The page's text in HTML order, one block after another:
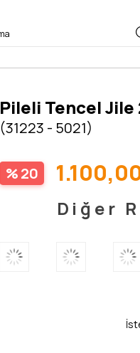
Pileli Tencel Jile
(31223 - 5021)
20
Diğer